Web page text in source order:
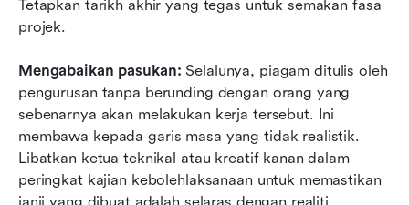
Tetapkan tarikh akhir yang tegas untuk semakan fasa
projek.
Mengabaikan pasukan: Selalunya, piagam ditulis oleh
pengurusan tanpa berunding dengan orang yang
sebenarnya akan melakukan kerja tersebut. Ini
membawa kepada garis masa yang tidak realistik.
Libatkan ketua teknikal atau kreatif kanan dalam
peringkat kajian kebolehlaksanaan untuk memastikan